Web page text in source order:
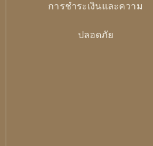
การชำระเงินและความ
ปลอดภัย